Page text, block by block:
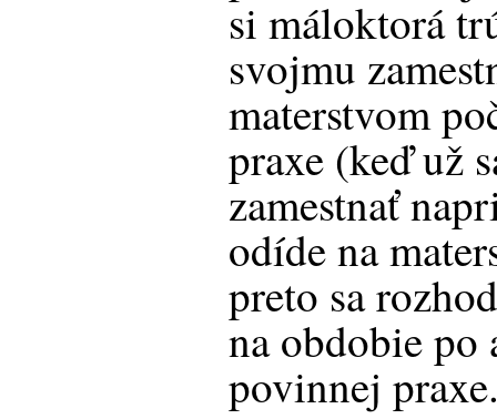
si máloktorá
svojmu
materstvom
praxe (keď už
zamestnať
odíde na
preto sa
na obdobie po
povinnej